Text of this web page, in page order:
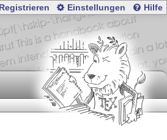
Registrieren Einstellungen Hilfe